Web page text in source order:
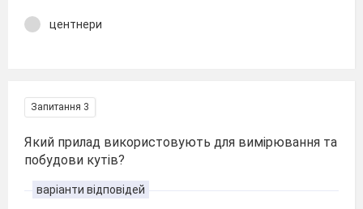
центнери
Запитання 3
Який прилад використовують для вимірювання та
побудови кутів?
варіанти відповідей